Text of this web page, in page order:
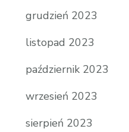
grudzień 2023
listopad 2023
październik 2023
wrzesień 2023
sierpień 2023